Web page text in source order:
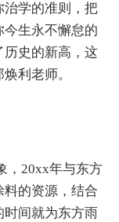
治学的准则，把
生永不懈怠的
历史的新高，这
利老师。
，20xx年与东方
的资源，结合
间就为东方雨